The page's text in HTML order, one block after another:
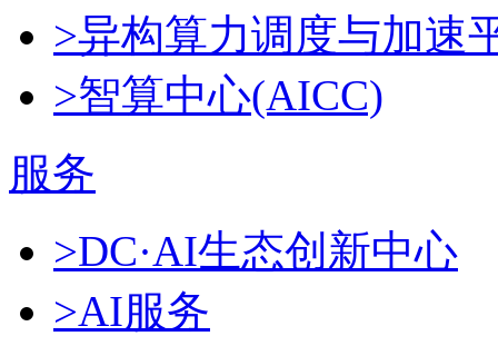
>异构算力调度与加速
>智算中心(AICC)
服务
>DC·AI生态创新中心
>AI服务